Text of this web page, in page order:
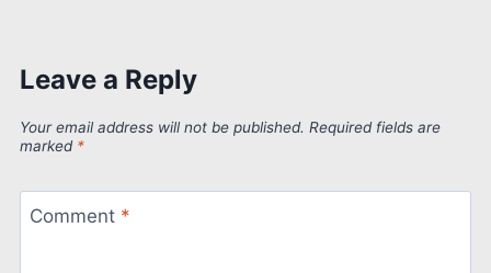
Leave a Reply
Your email address will not be published. Required fields are
marked *
Comment *